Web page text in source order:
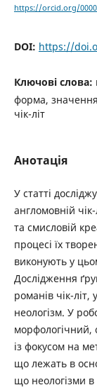
https://orcid.org/
DOI: https://
Ключові слова:
форма,
чік-літ
Анотація
У статті
англомовній
та смисловій
процесі їх
виконують у
Дослідження
романів чік-
неологізм. У
морфологічний,
із фокусом на
що лежать в
що неологізми в